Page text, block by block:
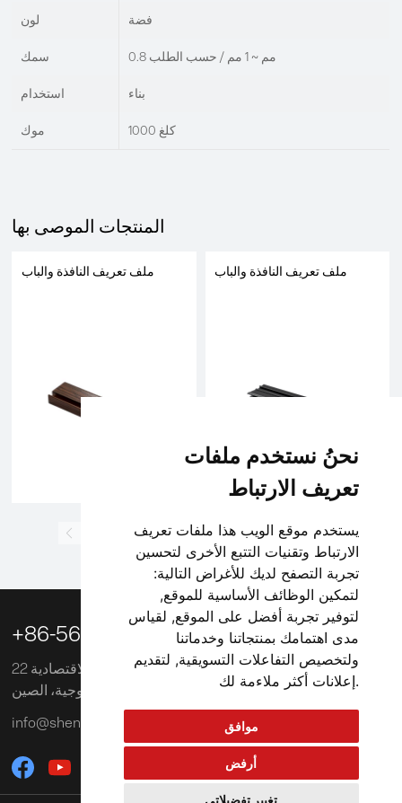
نحنُ نستخدم ملفات
تعريف الارتباط
يستخدم موقع الويب هذا ملفات تعريف
الارتباط وتقنيات التتبع الأخرى لتحسين
تجربة التصفح لديك للأغراض التالية:
لتمكين الوظائف الأساسية للموقع,
لتوفير تجربة أفضل على الموقع, لقياس
مدى اهتمامك بمنتجاتنا وخدماتنا
ولتخصيص التفاعلات التسويقية, لتقديم
إعلانات أكثر ملاءمة لك.
موافق
أرفض
تغيير تفضيلاتي
لون فضة
سمك 0.8 مم ~ 1 مم / حسب الطلب
استخدام بناء
موك 1000 كلغ
المنتجات الموصى بها
ملف تعريف النافذة والباب ملف تعريف النافذة والباب
3 4 5 6 7 8 9 10
+86-563-3039218
22 طريق تشوانجيه، منطقة شوانتشنغ للتنمية الاقتصادية
والتكنولوجية، الصين
info@shengxinglobal.com